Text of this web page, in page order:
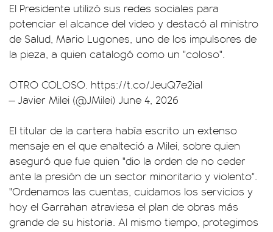
El Presidente utilizó sus redes sociales para
potenciar el alcance del video y destacó al ministro
de Salud, Mario Lugones, uno de los impulsores de
la pieza, a quien catalogó como un "coloso".
OTRO COLOSO. https://t.co/JeuQ7e2ial
— Javier Milei (@JMilei) June 4, 2026
El titular de la cartera había escrito un extenso
mensaje en el que enalteció a Milei, sobre quien
aseguró que fue quien "dio la orden de no ceder
ante la presión de un sector minoritario y violento".
"Ordenamos las cuentas, cuidamos los servicios y
hoy el Garrahan atraviesa el plan de obras más
grande de su historia. Al mismo tiempo, protegimos